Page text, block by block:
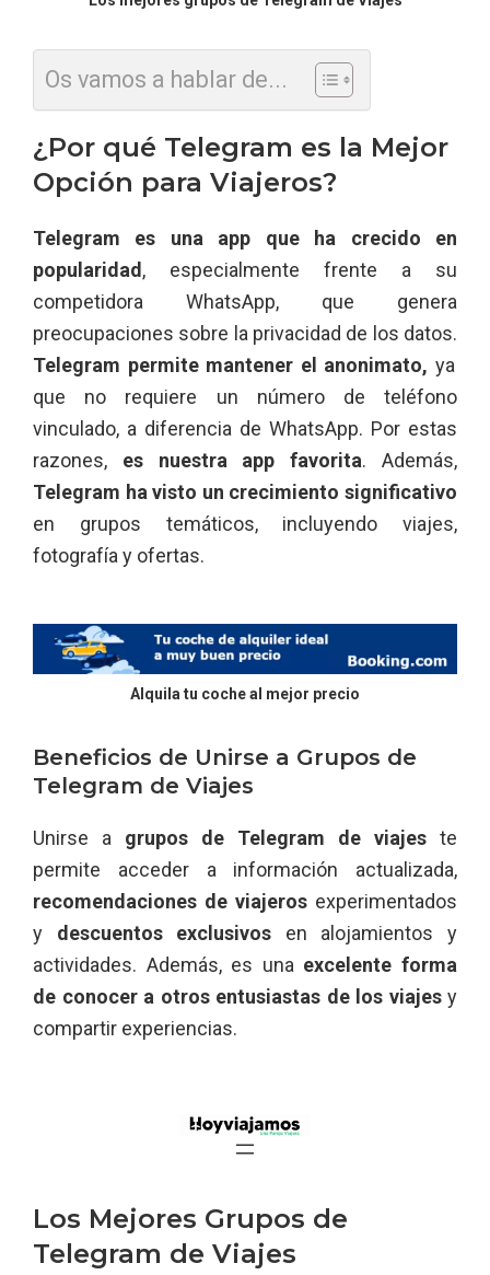
Os vamos a hablar de...
¿Por qué Telegram es la Mejor
Opción para Viajeros?
Telegram es una app que ha crecido en
popularidad , especialmente frente a su
competidora WhatsApp, que genera
preocupaciones sobre la privacidad de los datos.
Telegram permite mantener el anonimato, ya
que no requiere un número de teléfono
vinculado, a diferencia de WhatsApp. Por estas
razones, es nuestra app favorita. Además,
Telegram ha visto un crecimiento significativo
en grupos temáticos, incluyendo viajes,
fotografía y ofertas.
Alquila tu coche al mejor precio
Beneficios de Unirse a Grupos de
Telegram de Viajes
Unirse a grupos de Telegram de viajes te
permite acceder a información actualizada,
recomendaciones de viajeros experimentados
y descuentos exclusivos en alojamientos y
actividades. Además, es una excelente forma
de conocer a otros entusiastas de los viajesy
compartir experiencias.
Los Mejores Grupos de
Telegram de Viajes